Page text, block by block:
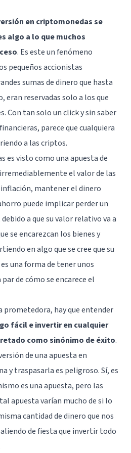
en criptomonedas se
algo a lo que muchos
. Es este un fenómeno
pequeños accionistas
sumas de dinero que hasta
eran reservadas solo a los que
Con tan solo un click y sin saber
parece que cualquiera
a las criptos.
es visto como una apuesta de
el valor de las
mantener el dinero
puede implicar perder un
a que su valor relativo va a
se encarezcan los bienes y
en algo que se cree que su
una forma de tener unos
de cómo se encarece el
prometedora, hay que entender
fácil e invertir en cualquier
como sinónimo de éxito.
de una apuesta en
y traspasarla es peligroso. Sí, es
es una apuesta, pero las
apuesta varían mucho de si lo
cantidad de dinero que nos
de fiesta que invertir todo